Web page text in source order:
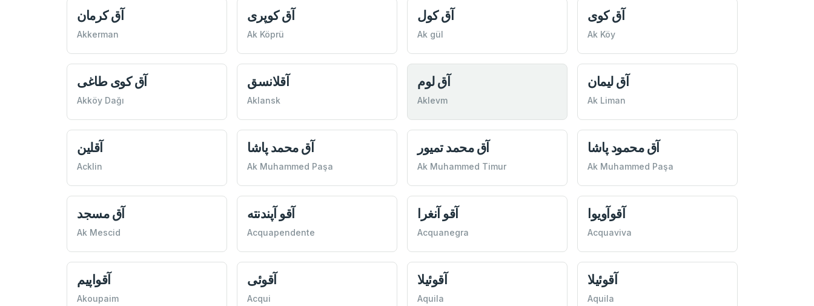
آق كرمان
Akkerman
آق كوپری
Ak Köprü
آق كول
Ak gül
آق كوی
Ak Köy
آق كوی طاغی
Akköy Dağı
آقلانسق
Aklansk
آق لوم
Aklevm
آق ليمان
Ak Liman
آقلين
Acklin
آق محمد پاشا
Ak Muhammed Paşa
آق محمد تميور
Ak Muhammed Timur
آق محمود پاشا
Ak Muhammed Paşa
آق مسجد
Ak Mescid
آقو آپندنته
Acquapendente
آقو آنغرا
Acquanegra
آقوآويوا
Acquaviva
آقواپيم
Akoupaim
آقوئی
Acqui
آقوئيلا
Aquila
آقوئیلا
Aquila